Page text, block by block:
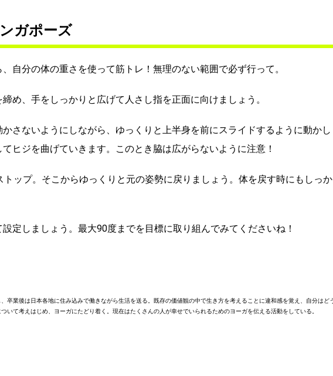
ガポーズ
自分の体の重さを使って筋トレ！無理のない範囲で必ず行って。
め、手をしっかりと広げて人さし指を正面に向けましょう。
さないようにしながら、ゆっくりと上半身を前にスライドするように動かし
ヒジを曲げていきます。このとき脇は広がらないように注意！
トップ。そこからゆっくりと元の姿勢に戻りましょう。体を戻す時にもしっか
定しましょう。最大90度までを目標に取り組んでみてくださいね！
卒業後は日本各地に住み込みで働きながら生活を送る。既存の価値観の中で生き方を考えることに違和感を覚え、自分はど
いて考えはじめ、ヨーガにたどり着く。現在はたくさんの人が幸せでいられるためのヨーガを伝える活動をしている。